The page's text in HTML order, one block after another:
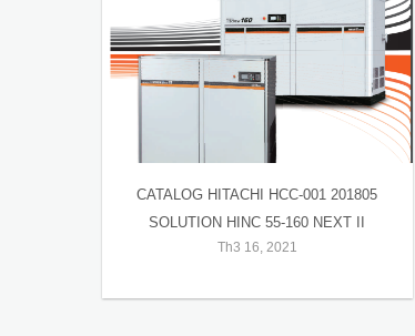
CATALOG HITACHI HCC-001 201805
SOLUTION HINC 55-160 NEXT II
Th3 16, 2021